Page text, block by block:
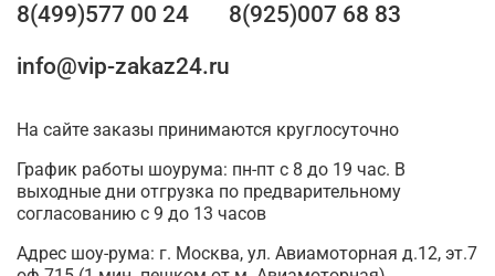
8(499)577 00 24
8(925)007 68 83
info@vip-zakaz24.ru
На сайте заказы принимаются круглосуточно
График работы шоурума: пн-пт с 8 до 19 час. В
выходные дни отгрузка по предварительному
согласованию с 9 до 13 часов
Адрес шоу-рума: г. Москва, ул. Авиамоторная д.12, эт.7